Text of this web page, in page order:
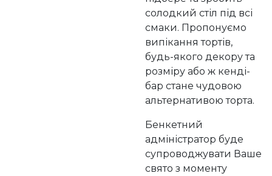
солодкий стіл під всі
смаки. Пропонуємо
випікання тортів,
будь-якого декору та
розміру або ж кенді-
бар стане чудовою
альтернативою торта.
Бенкетний
адміністратор буде
супроводжувати Ваше
свято з моменту